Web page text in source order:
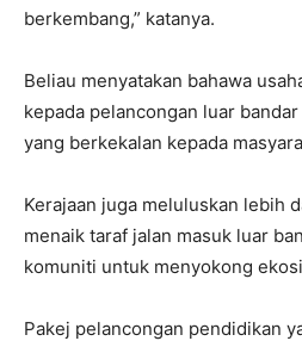
berkembang,” katanya.
Beliau menyatakan bahawa
kepada pelancongan luar
yang berkekalan kepada
Kerajaan juga meluluskan lebih
menaik taraf jalan masuk luar
komuniti untuk menyokong
Pakej pelancongan pendidikan